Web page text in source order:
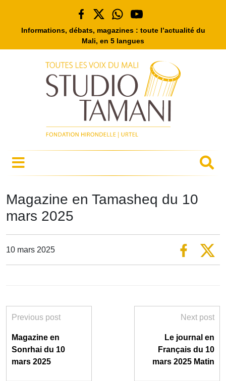
Informations, débats, magazines : toute l’actualité du
Mali, en 5 langues
Magazine en Tamasheq du 10
mars 2025
10 mars 2025
Previous post
Magazine en
Sonrhai du 10
mars 2025
Next post
Le journal en
Français du 10
mars 2025 Matin